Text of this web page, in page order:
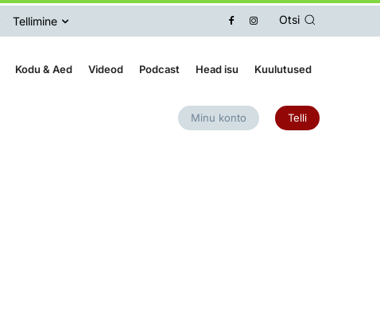
Tellimine Otsi
Kodu & Aed Videod Podcast Head isu Kuulutused
Minu konto Telli